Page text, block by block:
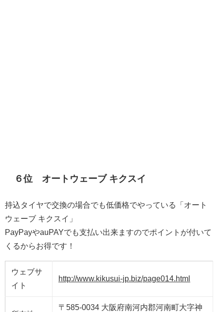
６位 オートウェーブ キクスイ
持込タイヤで交換の場合でも低価格でやっている「オート
ウェーブ キクスイ」
PayPayやauPAYでも支払い出来ますのでポイントが付いて
くるからお得です！
ウェブサ
イト
http://www.kikusui-jp.biz/page014.html
〒585-0034 大阪府南河内郡河南町大字神